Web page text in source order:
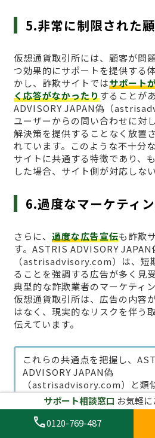
5.非常に制限された
仮想通貨取引所には、顧客が問
つ効果的にサポートを提供する
かし、詐欺サイトではサポート
く応答がなかったりすることが
ADVISORY JAPAN偽（
ユーザーからの問い合わせに対
解決策を提供することなく放置
れています。このような不十分
サイトに共通する特徴であり、
した場合、サイト側が対応しな
6.過度なマーケティ
さらに、 過度な広告宣伝も詐欺
す。ASTRIS ADVISORY JAPAN
（astrisadvisory.com）は、短
ることを強調する広告が多く見
典型的な詐欺業者のマーケティ
仮想通貨取引所は、広告の内容
はなく、現実的なリスクを伴う
伝えています。
これらの共通点を把握し、
ADVISORY JAPAN偽
（astrisadvisory.com）と類
詐欺サイトに騙されないよう
めには、常に注意深く調査を
しい点があればすぐに利用を
サポート相談窓口 お気軽に
call0120-769-487